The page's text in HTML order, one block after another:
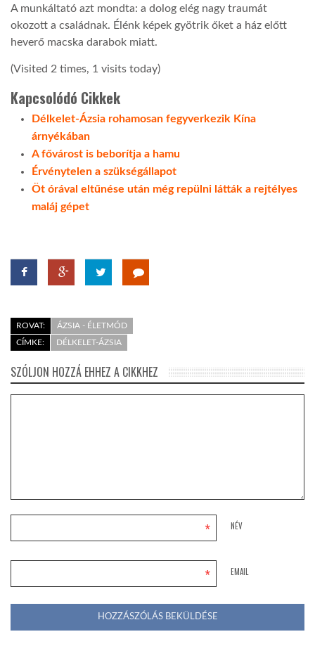
A munkáltató azt mondta: a dolog elég nagy traumát
okozott a családnak. Élénk képek gyötrik őket a ház előtt
heverő macska darabok miatt.
(Visited 2 times, 1 visits today)
Kapcsolódó Cikkek
Délkelet-Ázsia rohamosan fegyverkezik Kína
árnyékában
A fővárost is beborítja a hamu
Érvénytelen a szükségállapot
Öt órával eltűnése után még repülni látták a rejtélyes
maláj gépet
ROVAT:
ÁZSIA - ÉLETMÓD
CÍMKE:
DÉLKELET-ÁZSIA
SZÓLJON HOZZÁ EHHEZ A CIKKHEZ
NÉV
*
EMAIL
*